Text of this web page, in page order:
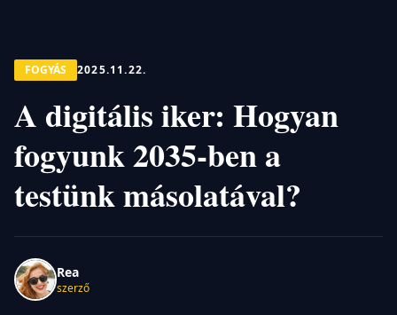
FOGYÁS 2025.11.22.
A digitális iker: Hogyan
fogyunk 2035-ben a
testünk másolatával?
Rea
szerző